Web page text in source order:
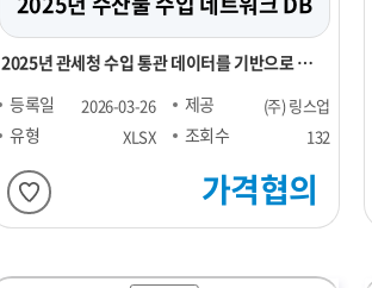
2025년 관세청 수입 통관 데이터를 기반으로 주
요 항목을 정제 및 표준화
등록일 2026-03-26 제공 (주) 링스업
유형 XLSX 조회수 132
가격협의